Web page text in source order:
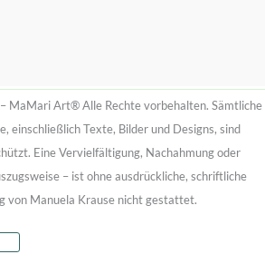
MaMari Art®Alle Rechte vorbehalten. Sämtliche
einschließlich Texte, Bilder und Designs, sind
Eine Vervielfältigung, Nachahmung oder
– ist ohne ausdrückliche, schriftliche
von Manuela Krause nicht gestattet.